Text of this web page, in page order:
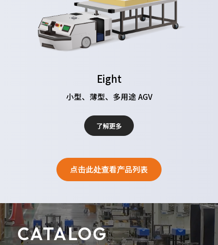
Eight
小型、薄型、多用途 AGV
了解更多
点击此处查看产品列表
CATALOG